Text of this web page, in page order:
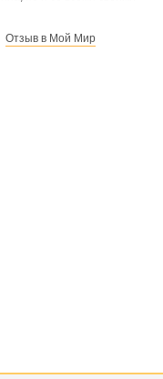
Отзыв в Мой Мир